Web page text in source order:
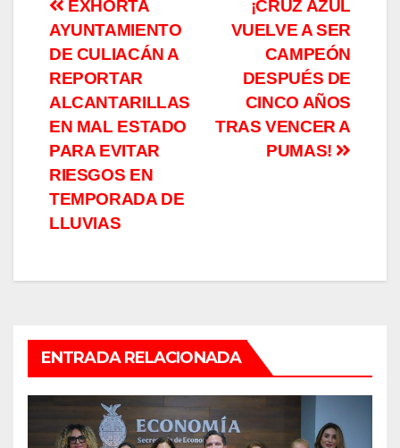
Navegación
de
entradas
¡CRUZ AZUL
VUELVE A SER
CAMPEÓN
DESPUÉS DE
CINCO AÑOS
TRAS VENCER A
PUMAS!
EXHORTA
AYUNTAMIENTO
DE CULIACÁN A
REPORTAR
ALCANTARILLAS
EN MAL ESTADO
PARA EVITAR
RIESGOS EN
TEMPORADA DE
LLUVIAS
ENTRADA RELACIONADA